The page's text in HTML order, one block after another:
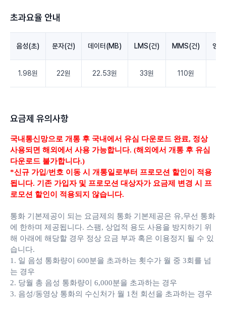
초과요율 안내
음성(초) 문자(건) 데이터(MB) LMS(건) MMS(건) 영
1.98원 22원 22.53원 33원 110원
요금제 유의사항
국내통신망으로 개통 후 국내에서 유심 다운로드 완료, 정상
사용되면 해외에서 사용 가능합니다. (해외에서 개통 후 유심
다운로드 불가합니다.)
*신규 가입/번호 이동 시 개통일로부터 프로모션 할인이 적용
됩니다. 기존 가입자 및 프로모션 대상자가 요금제 변경 시 프
로모션 할인이 적용되지 않습니다.
통화 기본제공이 되는 요금제의 통화 기본제공은 유,무선 통화
에 한하며 제공됩니다. 스팸, 상업적 용도 사용을 방지하기 위
해 아래에 해당할 경우 정상 요금 부과 혹은 이용정지 될 수 있
습니다.
1. 일 음성 통화량이 600분을 초과하는 횟수가 월 중 3회를 넘
는 경우
2. 당월 총 음성 통화량이 6,000분을 초과하는 경우
3. 음성/동영상 통화의 수신처가 월 1천 회선을 초과하는 경우